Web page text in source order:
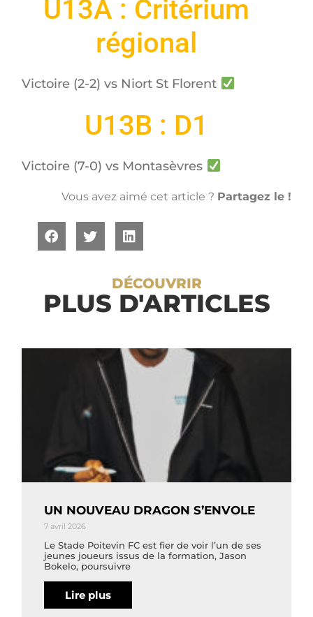
U13A : Critérium
régional
Victoire (2-2) vs Niort St Florent
U13B : D1
Victoire (7-0) vs Montasèvres
Vous avez aimé cet article ? Partagez le !
DÉCOUVRIR
PLUS D'ARTICLES
UN NOUVEAU DRAGON S’ENVOLE
7 avril 2026
Le Stade Poitevin FC est fier de voir l’un de ses
jeunes joueurs issus de la formation, Jason
Bokelo, poursuivre
Lire plus